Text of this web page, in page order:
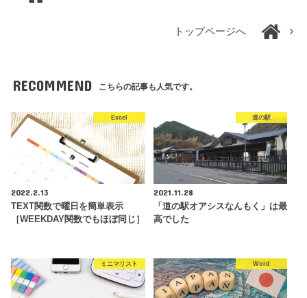
トップページへ
RECOMMEND こちらの記事も人気です。
Excel
2022.2.13
TEXT関数で曜日を簡単表示
［WEEKDAY関数でもほぼ同じ］
道の駅
2021.11.28
「道の駅オアシスなんもく」は最
高でした
ミニマリスト Word